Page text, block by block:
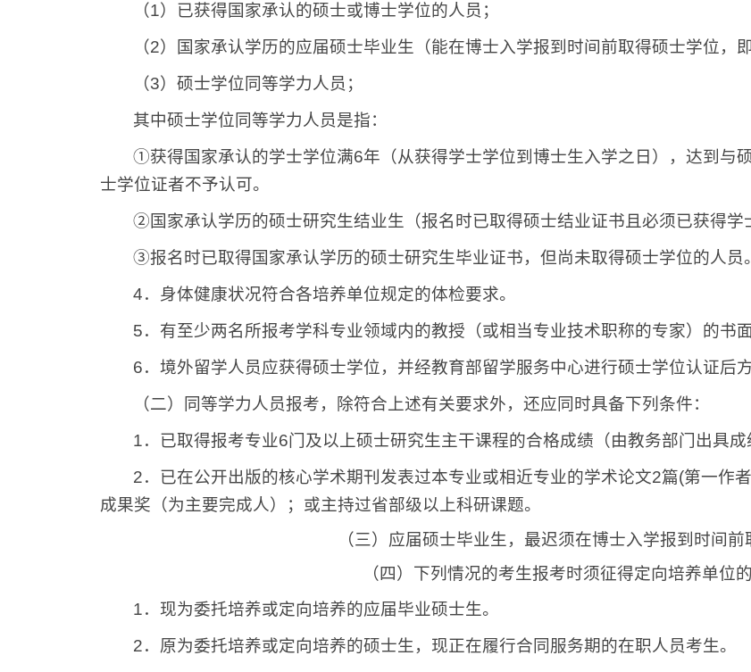
（1）已获得国家承认的硕士或博士学位的人员；
（2）国家承认学历的应届硕士毕业生（能在博士入学报到时间前取得硕士学位，即
（3）硕士学位同等学力人员；
其中硕士学位同等学力人员是指：
①获得国家承认的学士学位满6年（从获得学士学位到博士生入学之日），达到与
士学位证者不予认可。
②国家承认学历的硕士研究生结业生（报名时已取得硕士结业证书且必须已获得学
③报名时已取得国家承认学历的硕士研究生毕业证书，但尚未取得硕士学位的人员。
4．身体健康状况符合各培养单位规定的体检要求。
5．有至少两名所报考学科专业领域内的教授（或相当专业技术职称的专家）的书面
6．境外留学人员应获得硕士学位，并经教育部留学服务中心进行硕士学位认证后方
（二）同等学力人员报考，除符合上述有关要求外，还应同时具备下列条件：
1．已取得报考专业6门及以上硕士研究生主干课程的合格成绩（由教务部门出具成
2．已在公开出版的核心学术期刊发表过本专业或相近专业的学术论文2篇(第一作
成果奖（为主要完成人）；或主持过省部级以上科研课题。
（三）应届硕士毕业生，最迟须在博士入学报到时间前
（四）下列情况的考生报考时须征得定向培养单位
1．现为委托培养或定向培养的应届毕业硕士生。
2．原为委托培养或定向培养的硕士生，现正在履行合同服务期的在职人员考生。